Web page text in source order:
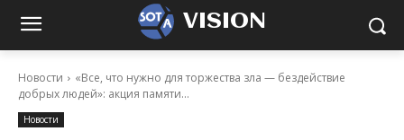
VISION
Новости
«Все, что нужно для торжества зла — бездействие
добрых людей»: акция памяти...
Новости